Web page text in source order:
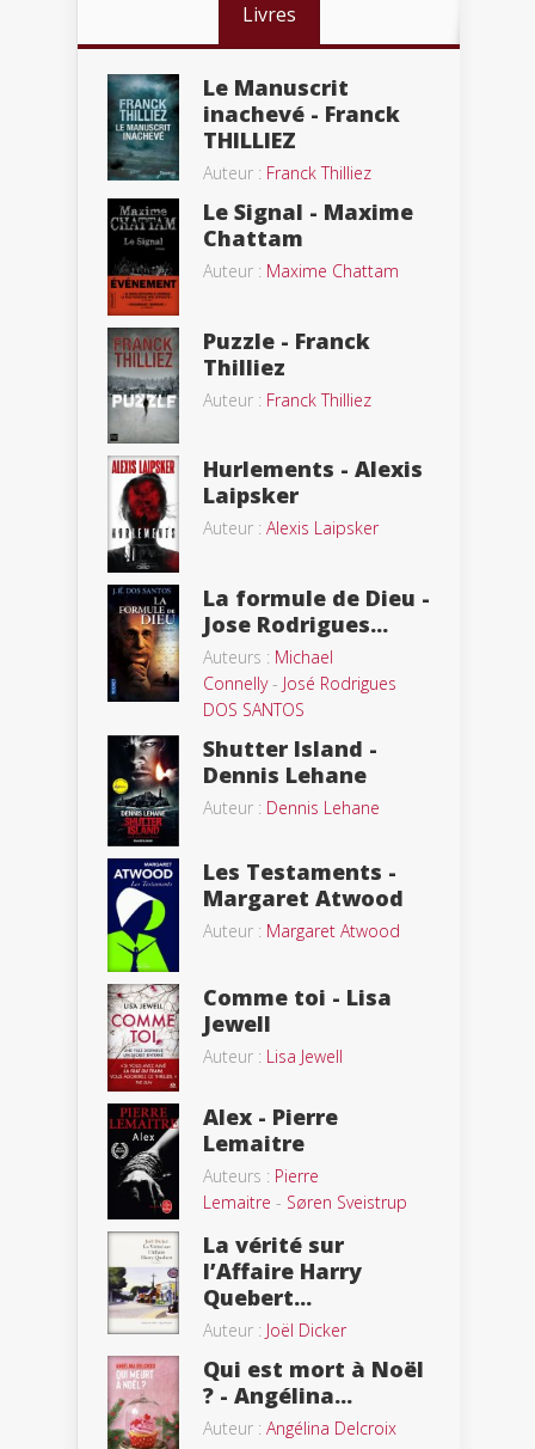
Livres
Le Manuscrit
inachevé - Franck
THILLIEZ
Auteur : Franck Thilliez
Le Signal - Maxime
Chattam
Auteur : Maxime Chattam
Puzzle - Franck
Thilliez
Auteur : Franck Thilliez
Hurlements - Alexis
Laipsker
Auteur : Alexis Laipsker
La formule de Dieu -
Jose Rodrigues...
Auteurs : Michael
Connelly- José Rodrigues
DOS SANTOS
Shutter Island -
Dennis Lehane
Auteur : Dennis Lehane
Les Testaments -
Margaret Atwood
Auteur : Margaret Atwood
Comme toi - Lisa
Jewell
Auteur : Lisa Jewell
Alex - Pierre
Lemaitre
Auteurs : Pierre
Lemaitre - Søren Sveistrup
La vérité sur
l’Affaire Harry
Quebert...
Auteur : Joël Dicker
Qui est mort à Noël
? - Angélina...
Auteur : Angélina Delcroix